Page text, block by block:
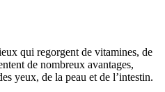
qui regorgent de vitamines, de
de nombreux avantages,
yeux, de la peau et de l’intestin.